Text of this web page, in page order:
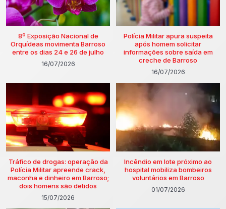
8º Exposição Nacional de
Orquídeas movimenta Barroso
entre os dias 24 e 26 de julho
16/07/2026
Polícia Militar apura suspeita
após homem solicitar
informações sobre saída em
creche de Barroso
16/07/2026
Tráfico de drogas: operação da
Polícia Militar apreende crack,
maconha e dinheiro em Barroso;
dois homens são detidos
15/07/2026
Incêndio em lote próximo ao
hospital mobiliza bombeiros
voluntários em Barroso
01/07/2026